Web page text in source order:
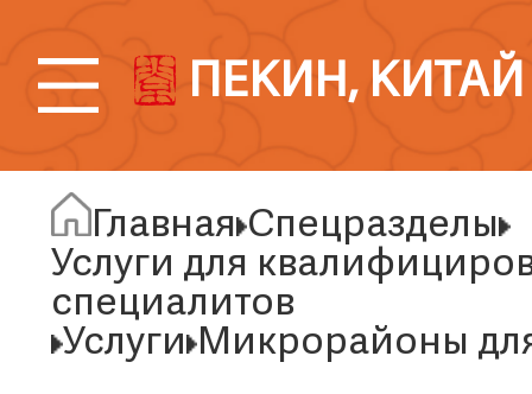
ПЕКИН, КИТАЙ
Главная Спецразделы
Услуги для
специалитов
Услуги Микрорайоны